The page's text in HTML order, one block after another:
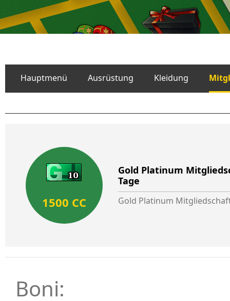
Hauptmenü Ausrüstung Kleidung
Gold Platinum
Tage
Gold Platinum
1500 CC
Boni: